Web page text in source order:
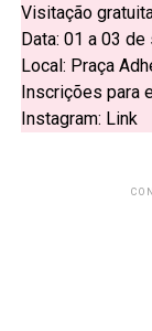
Visitação
Data: 01 a 03
Local: Praça
Inscrições para
Instagram: Link